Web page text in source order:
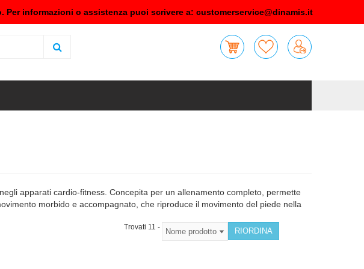
informazioni o assistenza puoi scrivere a: customerservice@dinamis.it
apparati cardio-fitness. Concepita per un allenamento completo, permette
morbido e accompagnato, che riproduce il movimento del piede nella
Trovati 11 -